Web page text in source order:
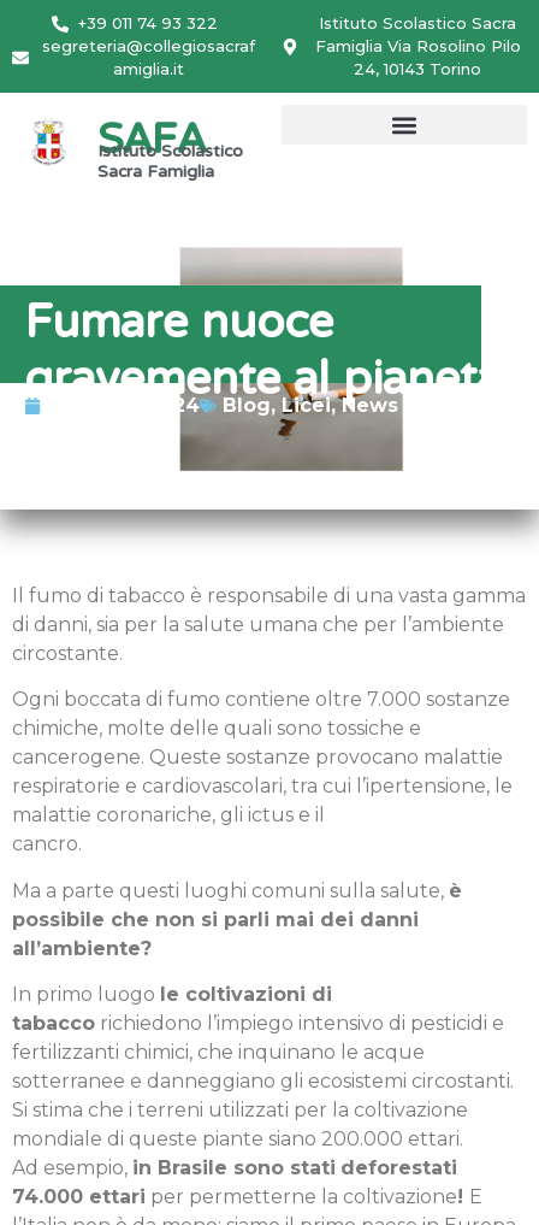
+39 011 74 93 322
segreteria@collegiosacraf
amiglia.it
Istituto Scolastico Sacra
Famiglia Via Rosolino Pilo
24, 10143 Torino
SAFA
Istituto Scolastico
Sacra Famiglia
Fumare nuoce
gravemente al pianeta
Aprile 14, 2024 Blog, Licei,News
Il fumo di tabacco è responsabile di una vasta gamma
di danni, sia per la salute umana che per l’ambiente
circostante.
Ogni boccata di fumo contiene oltre 7.000 sostanze
chimiche, molte delle quali sono tossiche e
cancerogene. Queste sostanze provocano malattie
respiratorie e cardiovascolari, tra cui l’ipertensione, le
malattie coronariche, gli ictus e il
cancro.
Ma a parte questi luoghi comuni sulla salute, è
possibile che non si parli mai dei danni
all’ambiente?
In primo luogo le coltivazioni di
tabacco richiedono l’impiego intensivo di pesticidi e
fertilizzanti chimici, che inquinano le acque
sotterranee e danneggiano gli ecosistemi circostanti.
Si stima che i terreni utilizzati per la coltivazione
mondiale di queste piante siano 200.000 ettari.
Ad esempio, in Brasile sono stati deforestati
74.000 ettari per permetterne la coltivazione! E